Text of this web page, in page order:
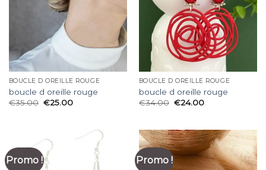
BOUCLE D OREILLE ROUGE
boucle d oreille rouge
€35.00 €25.00
BOUCLE D OREILLE ROUGE
boucle d oreille rouge
€34.00 €24.00
Promo ! Promo !